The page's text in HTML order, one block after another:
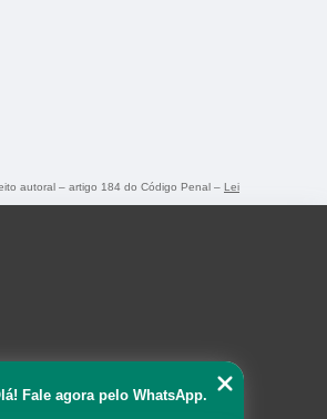
autoral – artigo 184 do Código Penal – Lei
Fale agora pelo WhatsApp.